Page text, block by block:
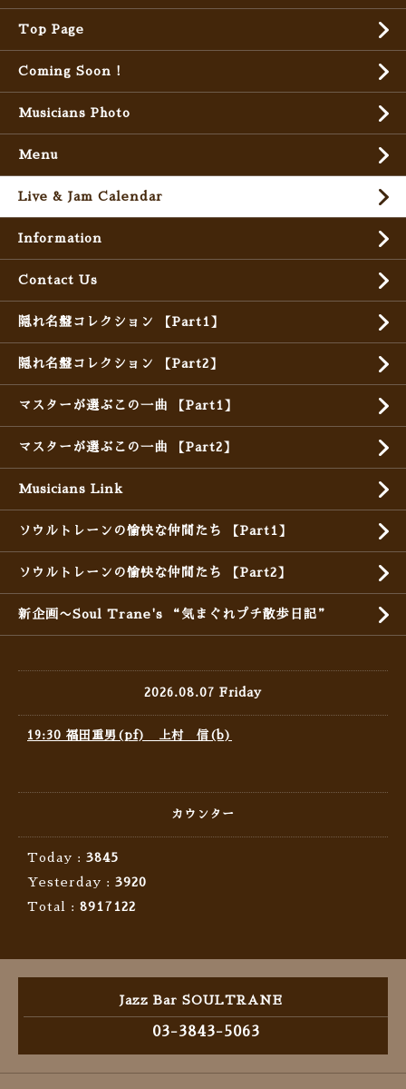
Top Page
Coming Soon !
Musicians Photo
Menu
Live & Jam Calendar
Information
Contact Us
隠れ名盤コレクション 【Part1】
隠れ名盤コレクション 【Part2】
マスターが選ぶこの一曲 【Part1】
マスターが選ぶこの一曲 【Part2】
Musicians Link
ソウルトレーンの愉快な仲間たち 【Part1】
ソウルトレーンの愉快な仲間たち 【Part2】
新企画〜Soul Trane's “気まぐれプチ散歩日記”
2026.08.07 Friday
19:30 福田重男(pf) 上村 信(b)
カウンター
Today : 3845
Yesterday : 3920
Total : 8917122
Jazz Bar SOULTRANE
03-3843-5063